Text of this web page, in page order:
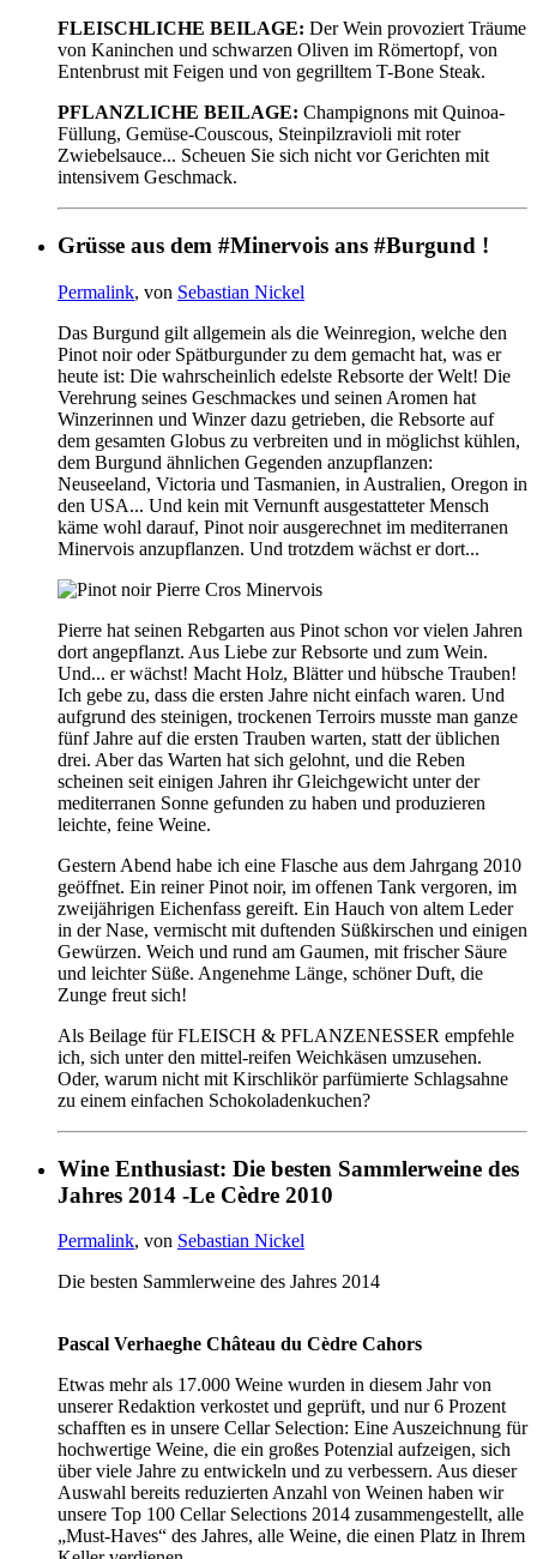
FLEISCHLICHE BEILAGE: Der Wein provoziert Träume
von Kaninchen und schwarzen Oliven im Römertopf, von
Entenbrust mit Feigen und von gegrilltem T-Bone Steak.
PFLANZLICHE BEILAGE: Champignons mit Quinoa-
Füllung, Gemüse-Couscous, Steinpilzravioli mit roter
Zwiebelsauce... Scheuen Sie sich nicht vor Gerichten mit
intensivem Geschmack.
Grüsse aus dem #Minervois ans #Burgund !
Permalink, von Sebastian Nickel
Das Burgund gilt allgemein als die Weinregion, welche den
Pinot noir oder Spätburgunder zu dem gemacht hat, was er
heute ist: Die wahrscheinlich edelste Rebsorte der Welt! Die
Verehrung seines Geschmackes und seinen Aromen hat
Winzerinnen und Winzer dazu getrieben, die Rebsorte auf
dem gesamten Globus zu verbreiten und in möglichst kühlen,
dem Burgund ähnlichen Gegenden anzupflanzen:
Neuseeland, Victoria und Tasmanien, in Australien, Oregon in
den USA... Und kein mit Vernunft ausgestatteter Mensch
käme wohl darauf, Pinot noir ausgerechnet im mediterranen
Minervois anzupflanzen. Und trotzdem wächst er dort...
Pierre hat seinen Rebgarten aus Pinot schon vor vielen Jahren
dort angepflanzt. Aus Liebe zur Rebsorte und zum Wein.
Und... er wächst! Macht Holz, Blätter und hübsche Trauben!
Ich gebe zu, dass die ersten Jahre nicht einfach waren. Und
aufgrund des steinigen, trockenen Terroirs musste man ganze
fünf Jahre auf die ersten Trauben warten, statt der üblichen
drei. Aber das Warten hat sich gelohnt, und die Reben
scheinen seit einigen Jahren ihr Gleichgewicht unter der
mediterranen Sonne gefunden zu haben und produzieren
leichte, feine Weine.
Gestern Abend habe ich eine Flasche aus dem Jahrgang 2010
geöffnet. Ein reiner Pinot noir, im offenen Tank vergoren, im
zweijährigen Eichenfass gereift. Ein Hauch von altem Leder
in der Nase, vermischt mit duftenden Süßkirschen und einigen
Gewürzen. Weich und rund am Gaumen, mit frischer Säure
und leichter Süße. Angenehme Länge, schöner Duft, die
Zunge freut sich!
Als Beilage für FLEISCH & PFLANZENESSER empfehle
ich, sich unter den mittel-reifen Weichkäsen umzusehen.
Oder, warum nicht mit Kirschlikör parfümierte Schlagsahne
zu einem einfachen Schokoladenkuchen?
Wine Enthusiast: Die besten Sammlerweine des
Jahres 2014 -Le Cèdre 2010
Permalink, von Sebastian Nickel
Die besten Sammlerweine des Jahres 2014
Pascal Verhaeghe Château du Cèdre Cahors
Etwas mehr als 17.000 Weine wurden in diesem Jahr von
unserer Redaktion verkostet und geprüft, und nur 6 Prozent
schafften es in unsere Cellar Selection: Eine Auszeichnung für
hochwertige Weine, die ein großes Potenzial aufzeigen, sich
über viele Jahre zu entwickeln und zu verbessern. Aus dieser
Auswahl bereits reduzierten Anzahl von Weinen haben wir
unsere Top 100 Cellar Selections 2014 zusammengestellt, alle
„Must-Haves“ des Jahres, alle Weine, die einen Platz in Ihrem